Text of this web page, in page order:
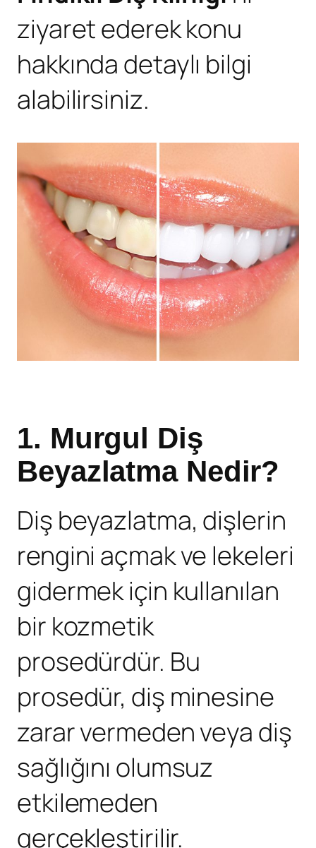
ziyaret ederek konu
hakkında detaylı bilgi
alabilirsiniz.
1. Murgul Diş
Beyazlatma Nedir?
Diş beyazlatma, dişlerin
rengini açmak ve lekeleri
gidermek için kullanılan
bir kozmetik
prosedürdür. Bu
prosedür, diş minesine
zarar vermeden veya diş
sağlığını olumsuz
etkilemeden
gerçekleştirilir.